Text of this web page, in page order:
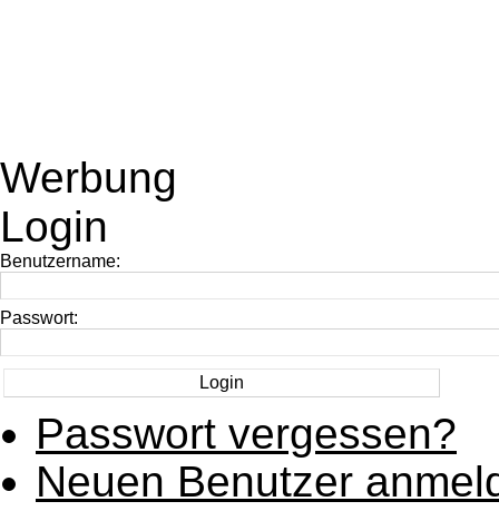
Werbung
Login
Benutzername:
Passwort:
Passwort vergessen?
Neuen Benutzer